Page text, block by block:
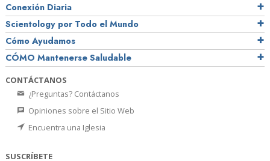
Conexión Diaria
Scientology por Todo el Mundo
Cómo Ayudamos
CÓMO Mantenerse Saludable
CONTÁCTANOS
¿Preguntas? Contáctanos
Opiniones sobre el Sitio Web
Encuentra una Iglesia
SUSCRÍBETE